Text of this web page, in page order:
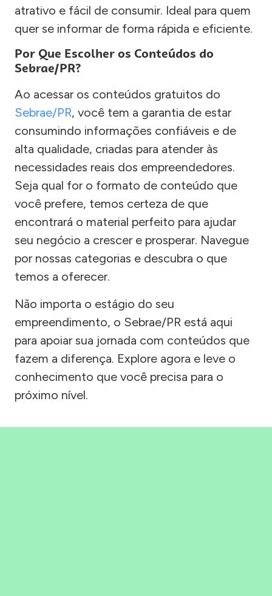
atrativo e fácil de consumir. Ideal para quem
quer se informar de forma rápida e eficiente.
Por Que Escolher os Conteúdos do
Sebrae/PR?
Ao acessar os conteúdos gratuitos do
Sebrae/PR, você tem a garantia de estar
consumindo informações confiáveis e de
alta qualidade, criadas para atender às
necessidades reais dos empreendedores.
Seja qual for o formato de conteúdo que
você prefere, temos certeza de que
encontrará o material perfeito para ajudar
seu negócio a crescer e prosperar. Navegue
por nossas categorias e descubra o que
temos a oferecer.
Não importa o estágio do seu
empreendimento, o Sebrae/PR está aqui
para apoiar sua jornada com conteúdos que
fazem a diferença. Explore agora e leve o
conhecimento que você precisa para o
próximo nível.